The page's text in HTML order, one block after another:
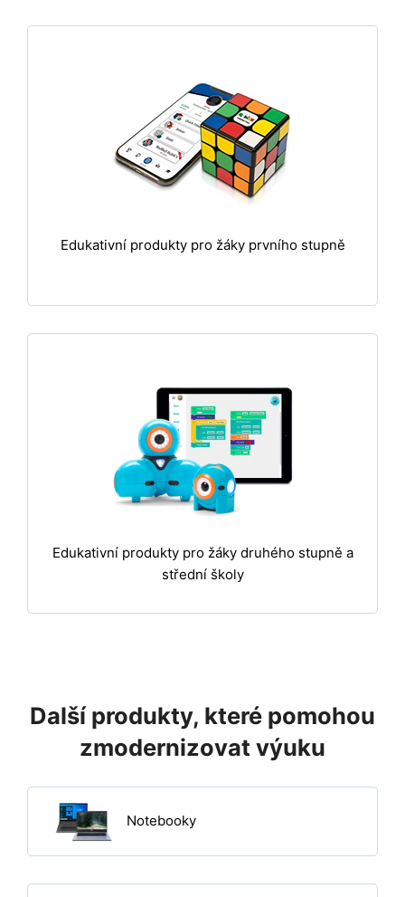
Edukativní produkty pro žáky prvního stupně
Edukativní produkty pro žáky druhého stupně a
střední školy
Další produkty, které pomohou
zmodernizovat výuku
Notebooky